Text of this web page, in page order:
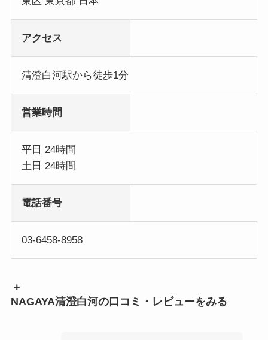
アクセス
清澄白河駅から徒歩1分
営業時間
平日 24時間
土日 24時間
電話番号
03-6458-8958
+
NAGAYA清澄白河の口コミ・レビューをみる